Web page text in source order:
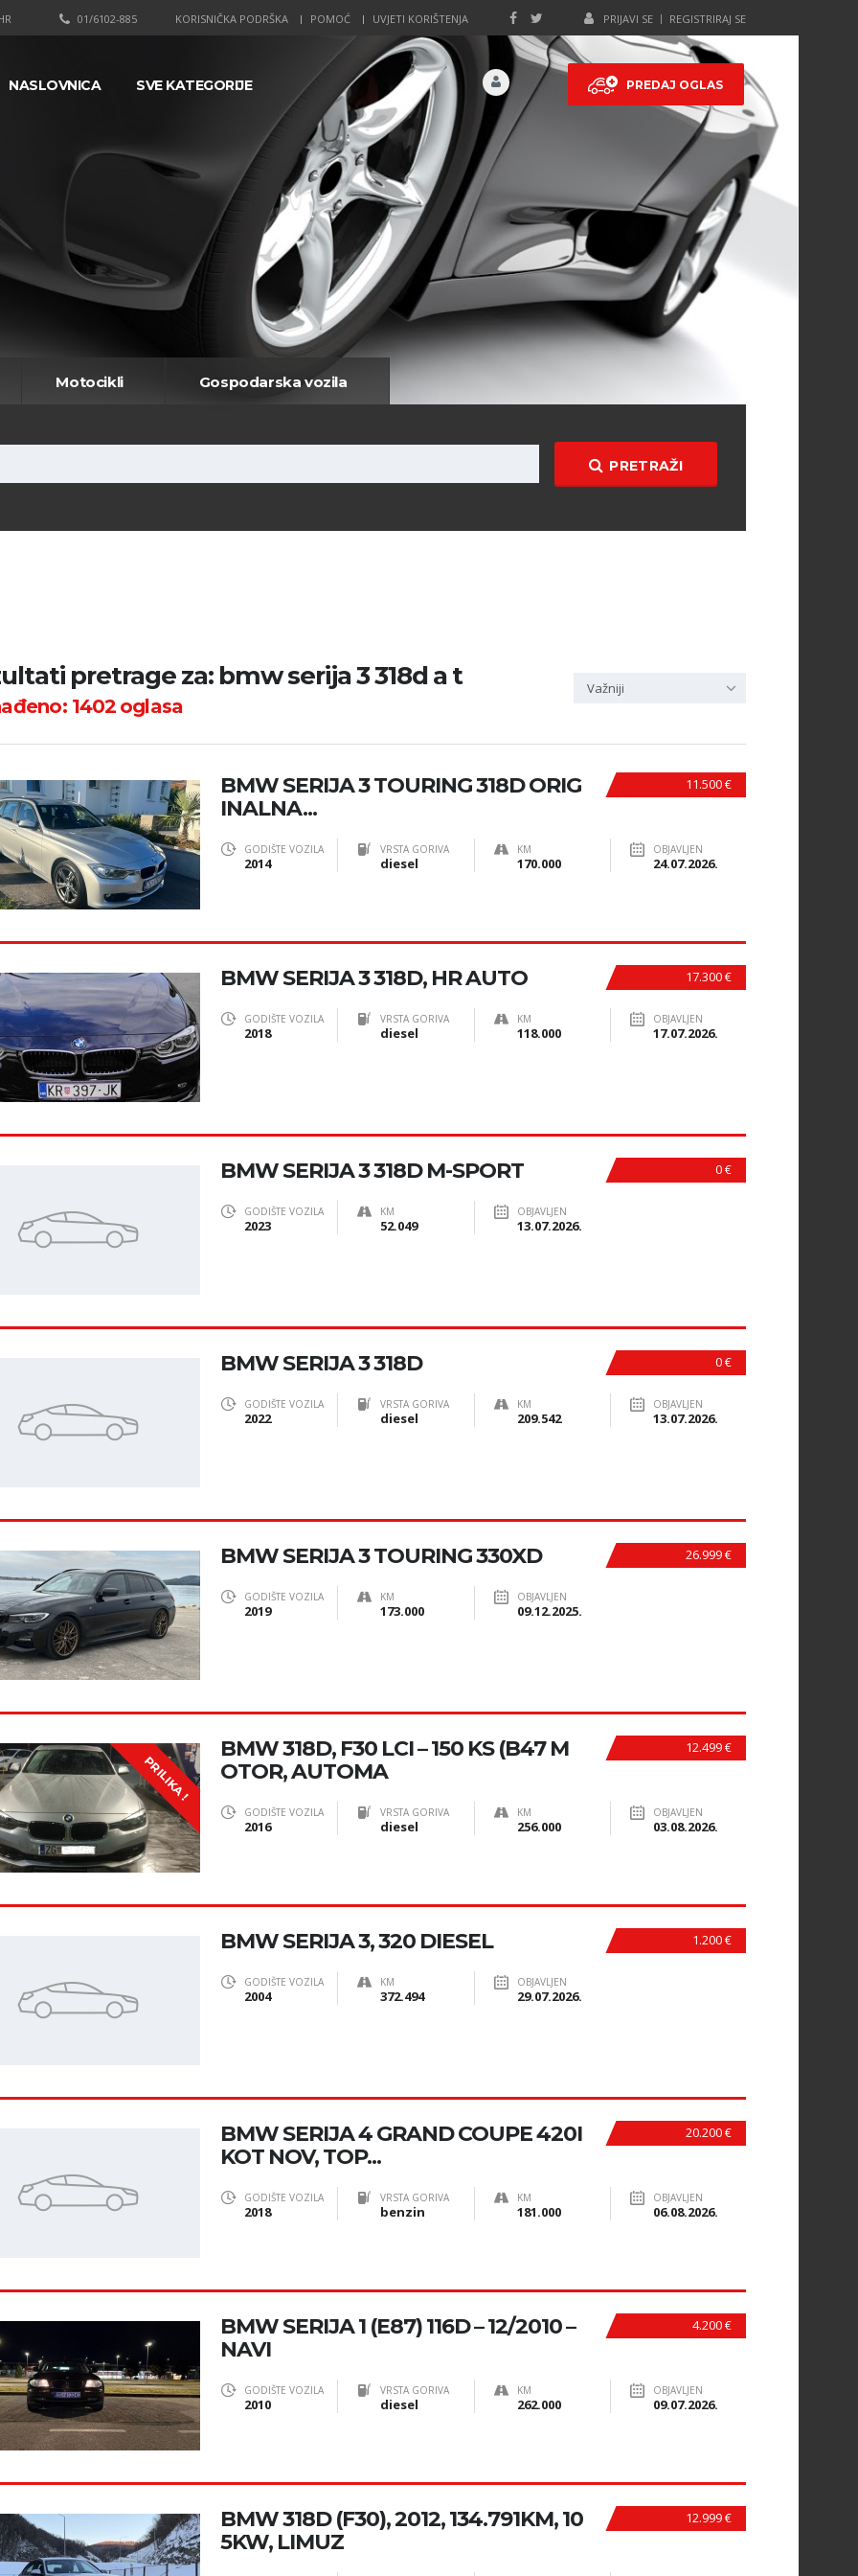
PRIJAVI SE REGISTRIRAJ SE
KORISNIČKA PODRŠKA POMOĆ UVJETI KORIŠTENJA
01/6102-885
PREDAJ OGLAS
NASLOVNICA SVE KATEGORIJE
Motocikli Gospodarska vozila
PRETRAŽI
pretrage za: bmw serija 3 318d a t
1402oglasa
Važniji
11.500 €
BMW SERIJA 3 TOURING 318D ORIG
INALNA...
GODIŠTE VOZILA
2014
VRSTA GORIVA
diesel
KM
170.000
OBJAVLJEN
24.07.2026.
17.300 €
BMW SERIJA 3 318D, HR AUTO
GODIŠTE VOZILA
2018
VRSTA GORIVA
diesel
KM
118.000
OBJAVLJEN
17.07.2026.
0 €
BMW SERIJA 3 318D M-SPORT
GODIŠTE VOZILA
2023
KM
52.049
OBJAVLJEN
13.07.2026.
0 €
BMW SERIJA 3 318D
GODIŠTE VOZILA
2022
VRSTA GORIVA
diesel
KM
209.542
OBJAVLJEN
13.07.2026.
26.999 €
BMW SERIJA 3 TOURING 330XD
GODIŠTE VOZILA
2019
KM
173.000
OBJAVLJEN
09.12.2025.
PRILIKA !
12.499 €
BMW 318D, F30 LCI – 150 KS (B47 M
OTOR, AUTOMA
GODIŠTE VOZILA
2016
VRSTA GORIVA
diesel
KM
256.000
OBJAVLJEN
03.08.2026.
1.200 €
BMW SERIJA 3, 320 DIESEL
GODIŠTE VOZILA
2004
KM
372.494
OBJAVLJEN
29.07.2026.
20.200 €
BMW SERIJA 4 GRAND COUPE 420I
KOT NOV, TOP...
GODIŠTE VOZILA
2018
VRSTA GORIVA
benzin
KM
181.000
OBJAVLJEN
06.08.2026.
4.200 €
BMW SERIJA 1 (E87) 116D – 12/2010 –
NAVI
GODIŠTE VOZILA
2010
VRSTA GORIVA
diesel
KM
262.000
OBJAVLJEN
09.07.2026.
12.999 €
BMW 318D (F30), 2012, 134.791KM, 10
5KW, LIMUZ